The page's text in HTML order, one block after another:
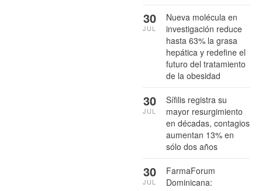
Nueva molécula en
investigación reduce
hasta 63% la grasa
hepática y redefine el
futuro del tratamiento
de la obesidad
30
JUL
Sífilis registra su
mayor resurgimiento
en décadas, contagios
aumentan 13% en
sólo dos años
30
JUL
FarmaForum
Dominicana:
30
JUL